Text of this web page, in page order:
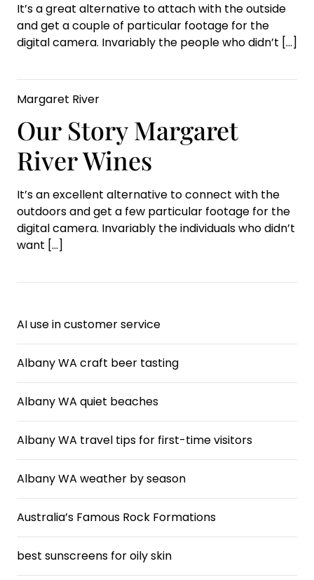
It’s a great alternative to attach with the outside
and get a couple of particular footage for the
digital camera. Invariably the people who didn’t […]
Margaret River
Our Story Margaret
River Wines
It’s an excellent alternative to connect with the
outdoors and get a few particular footage for the
digital camera. Invariably the individuals who didn’t
want […]
AI use in customer service
Albany WA craft beer tasting
Albany WA quiet beaches
Albany WA travel tips for first-time visitors
Albany WA weather by season
Australia’s Famous Rock Formations
best sunscreens for oily skin